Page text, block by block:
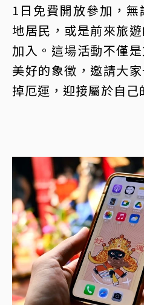
1日免費開放參加，
地居民，或是前來旅
加入。這場活動不僅
美好的象徵，邀請大
掉厄運，迎接屬於自己